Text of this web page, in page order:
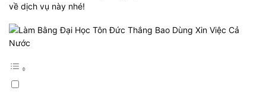
về dịch vụ này nhé!